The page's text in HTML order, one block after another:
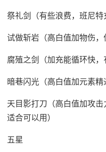
祭礼剑（有些浪费，班尼特
试做斩岩（高白值加物伤，
腐殖之剑（加充能循环快，
暗巷闪光（高白值加元素精
天目影打刀（高白值加攻
适合可以用）
五星